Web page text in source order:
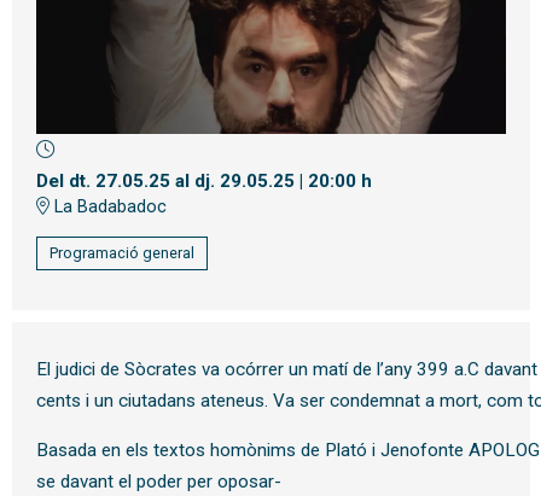
Diapositiva 1 de 1
Del dt. 27.05.25al dj. 29.05.25| 20:00 h
La Badabadoc
Programació general
El judici de Sòcrates va ocórrer un matí de l’any 399 a.C
cents i un ciutadans ateneus. Va ser condemnat a mort, com
Basada en els textos homònims de Plató i Jenofonte
se davant el poder per oposar-